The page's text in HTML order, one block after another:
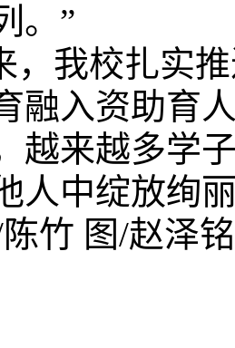
。”
，我校扎实
融入资助育
越来越多学
人中绽放绚
竹 图/赵泽